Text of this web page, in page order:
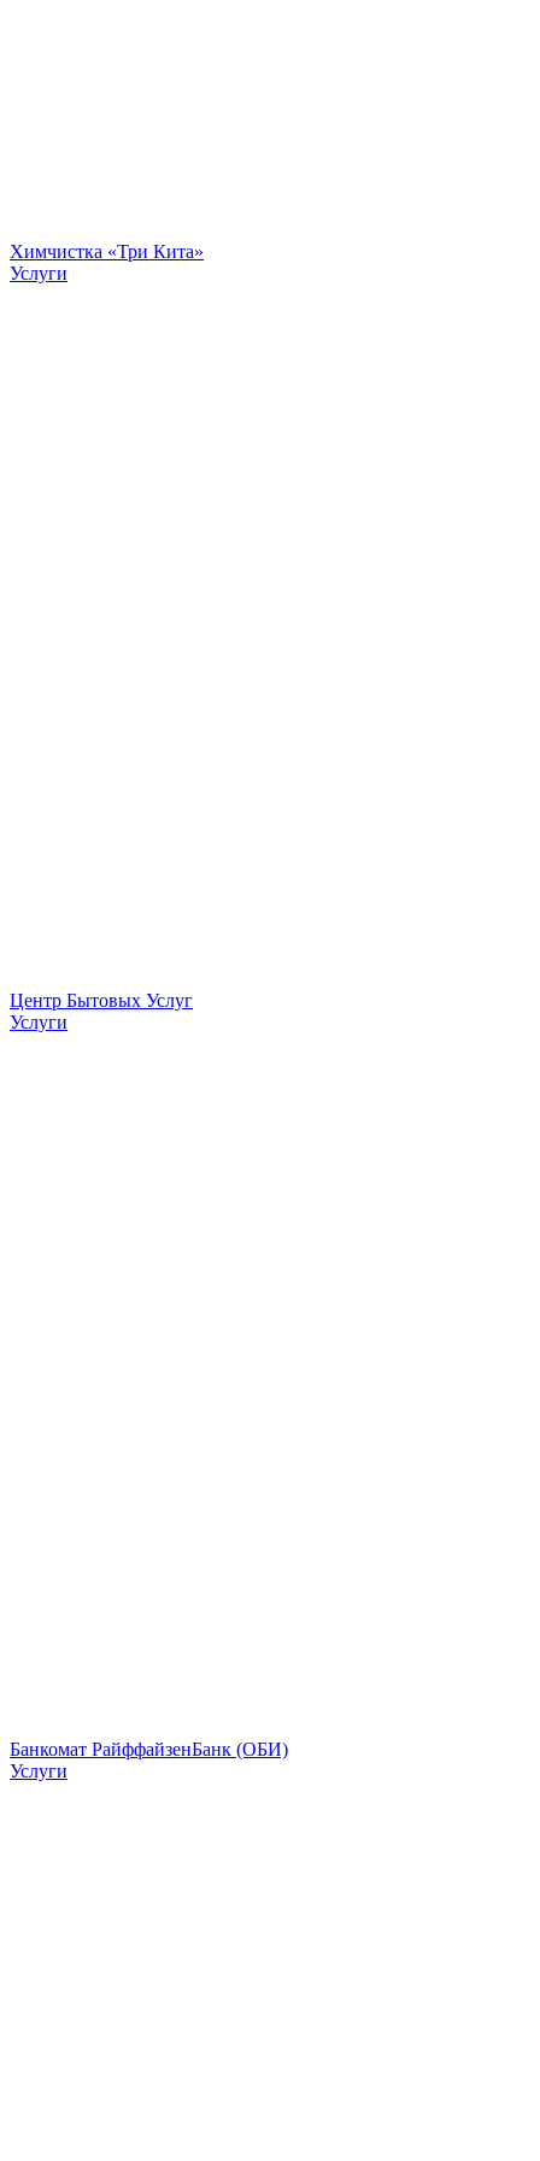
Химчистка «Три Кита»
Услуги
Центр Бытовых Услуг
Услуги
Банкомат РайффайзенБанк (ОБИ)
Услуги